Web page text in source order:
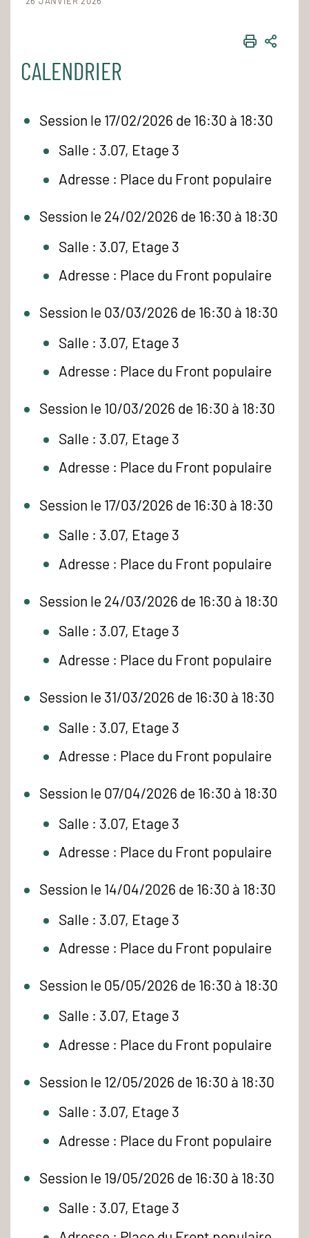
CALENDRIER
Session le 17/02/2026 de 16:30 à 18:30
Salle : 3.07, Etage 3
Adresse : Place du Front populaire
Session le 24/02/2026 de 16:30 à 18:30
Salle : 3.07, Etage 3
Adresse : Place du Front populaire
Session le 03/03/2026 de 16:30 à 18:30
Salle : 3.07, Etage 3
Adresse : Place du Front populaire
Session le 10/03/2026 de 16:30 à 18:30
Salle : 3.07, Etage 3
Adresse : Place du Front populaire
Session le 17/03/2026 de 16:30 à 18:30
Salle : 3.07, Etage 3
Adresse : Place du Front populaire
Session le 24/03/2026 de 16:30 à 18:30
Salle : 3.07, Etage 3
Adresse : Place du Front populaire
Session le 31/03/2026 de 16:30 à 18:30
Salle : 3.07, Etage 3
Adresse : Place du Front populaire
Session le 07/04/2026 de 16:30 à 18:30
Salle : 3.07, Etage 3
Adresse : Place du Front populaire
Session le 14/04/2026 de 16:30 à 18:30
Salle : 3.07, Etage 3
Adresse : Place du Front populaire
Session le 05/05/2026 de 16:30 à 18:30
Salle : 3.07, Etage 3
Adresse : Place du Front populaire
Session le 12/05/2026 de 16:30 à 18:30
Salle : 3.07, Etage 3
Adresse : Place du Front populaire
Session le 19/05/2026 de 16:30 à 18:30
Salle : 3.07, Etage 3